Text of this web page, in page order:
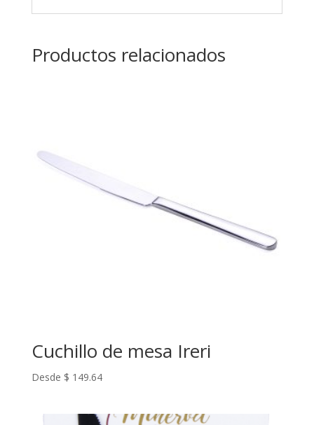
Productos relacionados
Cuchillo de mesa Ireri
Desde $ 149.64